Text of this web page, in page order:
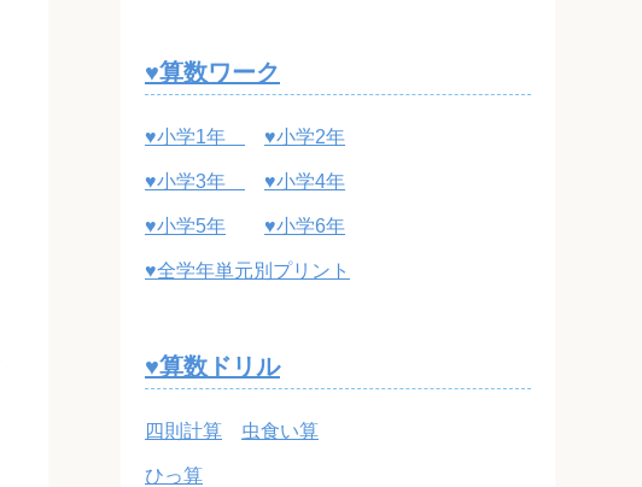
♥算数ワーク
♥小学1年 ♥小学2年
♥小学3年 ♥小学4年
♥小学5年 ♥小学6年
♥全学年単元別プリント
♥算数ドリル
四則計算 虫食い算
ひっ算